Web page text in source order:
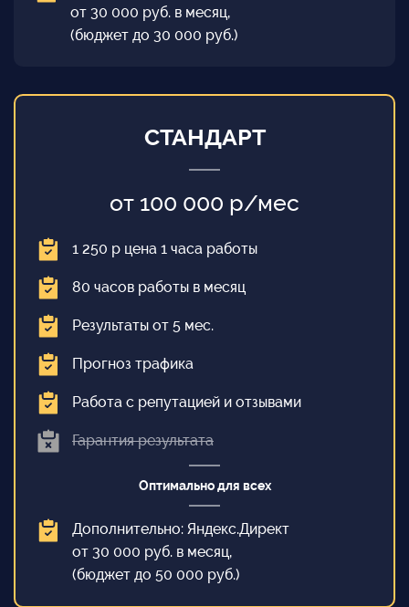
от 30 000 руб. в месяц,
(бюджет до 30 000 руб.)
СТАНДАРТ
от 100 000 р/мес
1 250 р цена 1 часа работы
80 часов работы в месяц
Результаты от 5 мес.
Прогноз трафика
Работа с репутацией и отзывами
Гарантия результата
Оптимально для всех
Дополнительно: Яндекс.Директ
от 30 000 руб. в месяц,
(бюджет до 50 000 руб.)